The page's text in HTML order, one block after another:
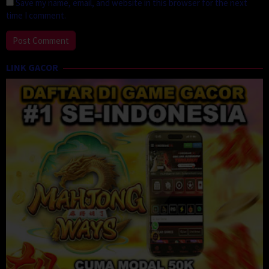
Save my name, email, and website in this browser for the next
time I comment.
LINK GACOR